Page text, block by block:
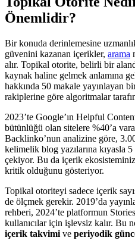
Önemlidir?
Bir konuda derinlemesine
güvenini kazanan içerikler, arama
alır. Topikal otorite, belirli bir
kaynak haline gelmek anlamına
hakkında 50 makale yayınlayan
rakiplerine göre algoritmalar
2023’te Google’ın Helpful
bütünlüğü olan sitelere %40’a
Backlinko’nun analizine göre,
kelimelik blog yazılarına kıyasla
çekiyor. Bu da içerik
kritik olduğunu gösteriyor.
Topikal otoriteyi sadece içerik
de ölçmek gerekir. 2019’da
rehberi, 2024’te platformun
kullanıcılar için işlevsiz kalır. Bu
içerik takvimi ve periyodik